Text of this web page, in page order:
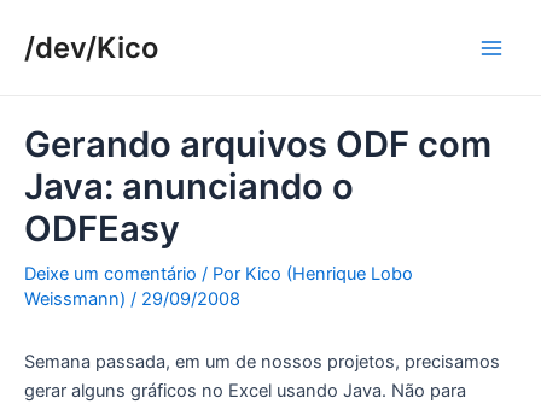
para/dev/Kico
Gerando arquivos ODF com
Java: anunciando o
ODFEasy
Deixe um comentário / Por Kico (Henrique Lobo
Weissmann) / 29/09/2008
Semana passada, em um de nossos projetos, precisamos
gerar alguns gráficos no Excel usando Java. Não para